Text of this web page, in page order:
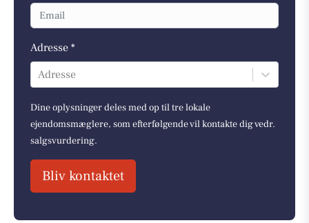
Adresse *
Adresse
Dine oplysninger deles med op til tre lokale
ejendomsmæglere, som efterfølgende vil kontakte dig vedr.
salgsvurdering.
Bliv kontaktet